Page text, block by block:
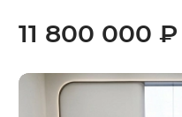
11 800 000 ₽